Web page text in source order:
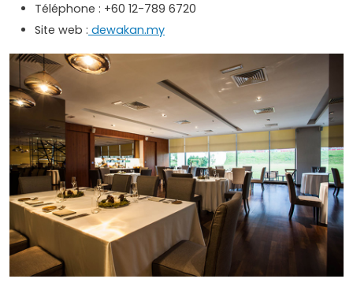
Téléphone : +60 12-789 6720
Site web : dewakan.my